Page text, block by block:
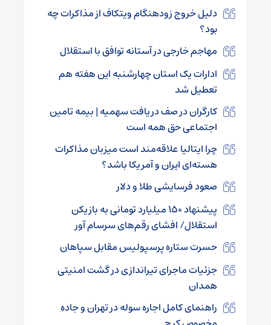
دلیل خروج زودهنگام ویتکاف از مذاکرات چه
بود؟
مهاجم خارجی در آستانه توافق با استقلال
ادارات یک استان چهارشنبه این هفته هم
تعطیل شد
کارگران در صف دریافت سهمیه | بیمه تامین
اجتماعی حق همه است
چرا ایتالیا علاقه‌مند است میزبان مذاکرات
هسته‌ای ایران و آمریکا باشد؟
صعود فرسایشی طلا و دلار
پیشنهاد ۱۵۰ میلیارد تومانی به بازیکن
استقلال/ افشای رقم‌های سرسام آور
حسرت ستاره پرسپولیس مقابل سپاهان
جزئیات ماجرای تیراندازی در گشت امنیتی
همدان
راهنمای کامل اجاره سوله در تهران و جاده